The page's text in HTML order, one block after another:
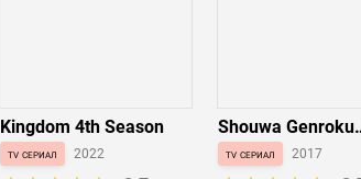
Kingdom 4th Season
tv сериал 2022
Shouwa Genroku
Rakugo Shinjuu:
Sukeroku
tv сериал 2017